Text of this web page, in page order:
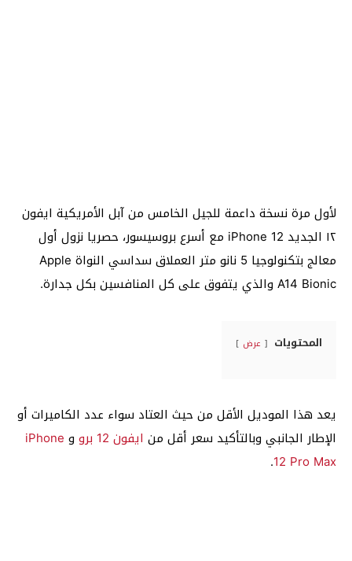
لأول مرة نسخة داعمة للجيل الخامس من آبل الأمريكية ايفون
١٢ الجديد iPhone 12 مع أسرع بروسيسور، حصريا نزول أول
معالج بتكنولوجيا 5 نانو متر العملاق سداسي النواة Apple
A14 Bionic والذي يتفوق على كل المنافسين بكل جدارة.
المحتويات عرض
يعد هذا الموديل الأقل من حيث العتاد سواء عدد الكاميرات أو
الإطار الجانبي وبالتأكيد سعر أقل من ايفون 12 برو و iPhone
12 Pro Max
.